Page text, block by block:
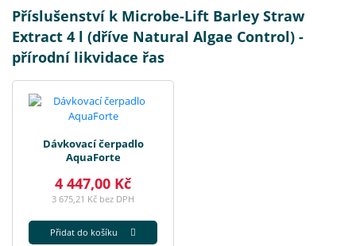
Příslušenství k Microbe-Lift Barley Straw
Extract 4 l (dříve Natural Algae Control) -
přírodní likvidace řas
Dávkovací čerpadlo
AquaForte
4 447,00 Kč
3 675,21 Kč bez DPH
Přidat do košíku